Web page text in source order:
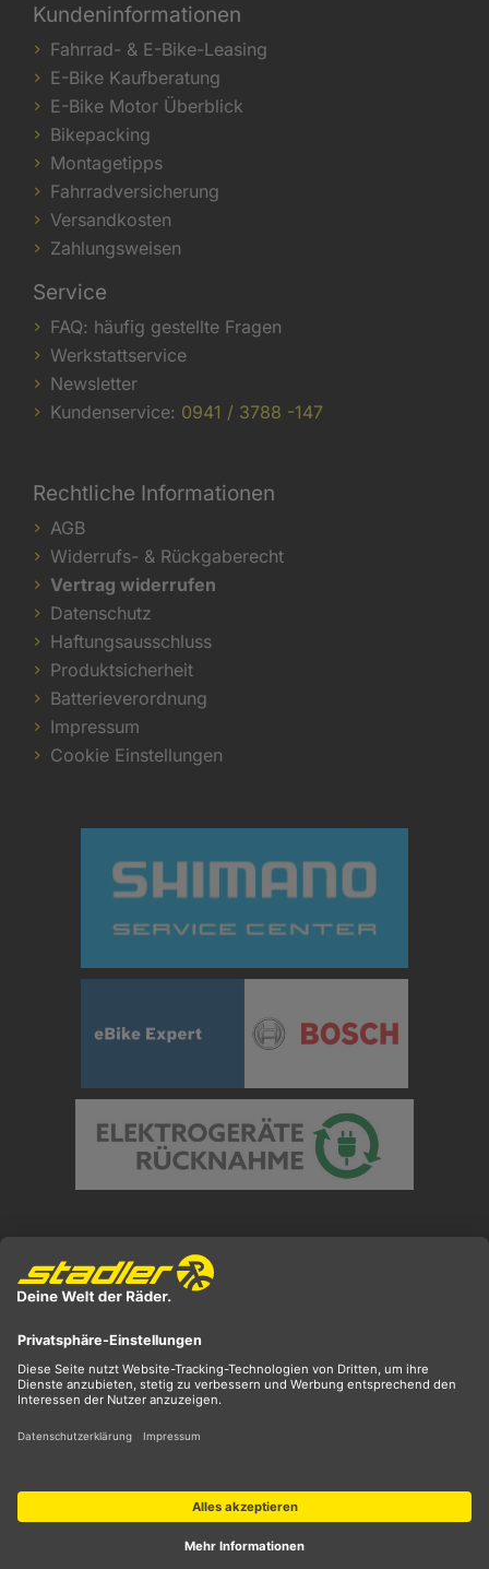
Kundeninformationen
Fahrrad- & E-Bike-Leasing
E-Bike Kaufberatung
E-Bike Motor Überblick
Bikepacking
Montagetipps
Fahrradversicherung
Versandkosten
Zahlungsweisen
Service
FAQ: häufig gestellte Fragen
Werkstattservice
Newsletter
Kundenservice: 0941 / 3788 -147
Rechtliche Informationen
AGB
Widerrufs- & Rückgaberecht
Vertrag widerrufen
Datenschutz
Haftungsausschluss
Produktsicherheit
Batterieverordnung
Impressum
Cookie Einstellungen
** ehemaliger UVP
*** Preis entspricht unserem Markteinführungspreis